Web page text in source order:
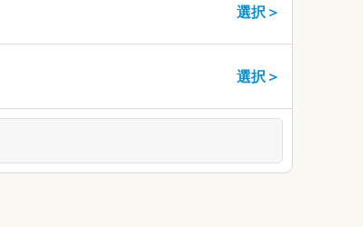
選択＞
選択＞